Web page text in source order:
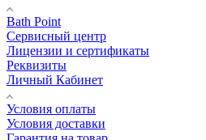
Bath Point
Сервисный центр
Лицензии и сертификаты
Реквизиты
Личный Кабинет
Условия оплаты
Условия доставки